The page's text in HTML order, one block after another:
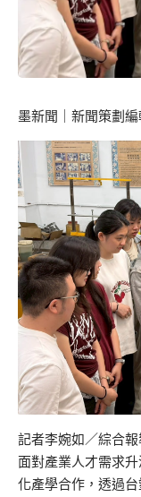
墨新聞 ｜新聞策劃
記者李婉如／綜合
面對產業人才需求
化產學合作，透過